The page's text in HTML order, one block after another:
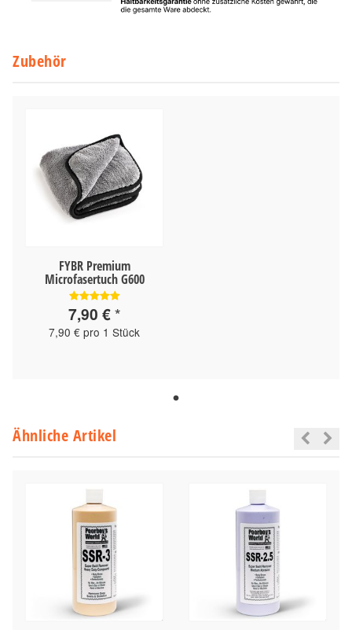
Zubehör
FYBR Premium
Microfasertuch G600
7,90 €*
7,90 € pro 1 Stück
Ähnliche Artikel